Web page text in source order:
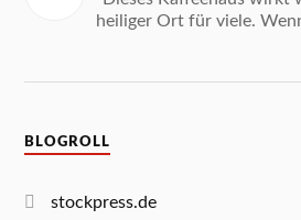
heiliger Ort für viele.
BLOGROLL
stockpress.de